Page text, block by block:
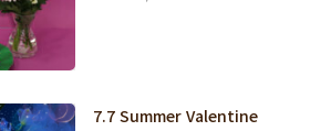
7.7 Summer Valentine